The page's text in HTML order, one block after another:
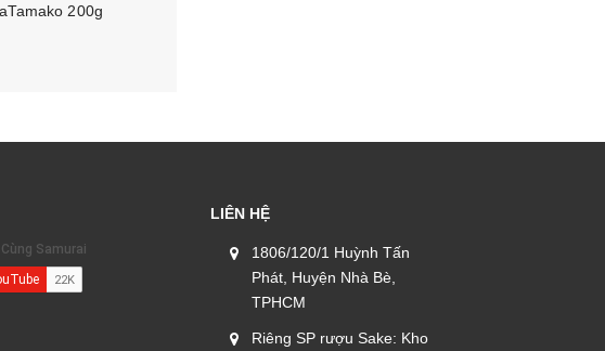
200g
LIÊN HỆ
1806/120/1 Huỳnh Tấn
Phát, Huyện Nhà Bè,
TPHCM
Riêng SP rượu Sake: Kho